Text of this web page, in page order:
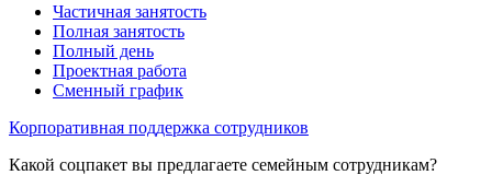
Частичная занятость
Полная занятость
Полный день
Проектная работа
Сменный график
Корпоративная поддержка сотрудников
Какой соцпакет вы предлагаете семейным сотрудникам?